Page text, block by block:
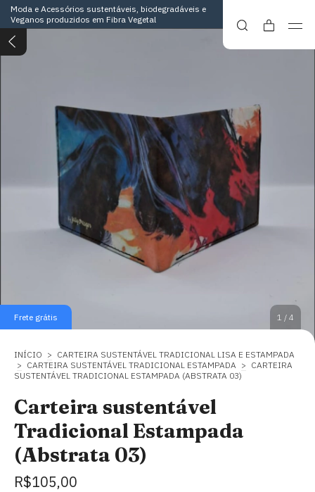
Moda e Acessórios sustentáveis, biodegradáveis e
Veganos produzidos em Fibra Vegetal
Frete grátis 1 / 4
INÍCIO > CARTEIRA SUSTENTÁVEL TRADICIONAL LISA E ESTAMPADA
> CARTEIRA SUSTENTÁVEL TRADICIONAL ESTAMPADA > CARTEIRA
SUSTENTÁVEL TRADICIONAL ESTAMPADA (ABSTRATA 03)
Carteira sustentável
Tradicional Estampada
(Abstrata 03)
R$105,00